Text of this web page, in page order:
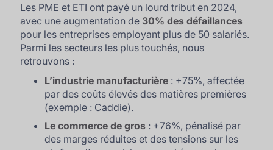
Les PME et ETI ont payé un lourd tribut en 2024,
avec une augmentation de 30% des défaillances
pour les entreprises employant plus de 50 salariés.
Parmi les secteurs les plus touchés, nous
retrouvons :
L’industrie manufacturière : +75%, affectée
par des coûts élevés des matières premières
(exemple : Caddie).
Le commerce de gros : +76%, pénalisé par
des marges réduites et des tensions sur les